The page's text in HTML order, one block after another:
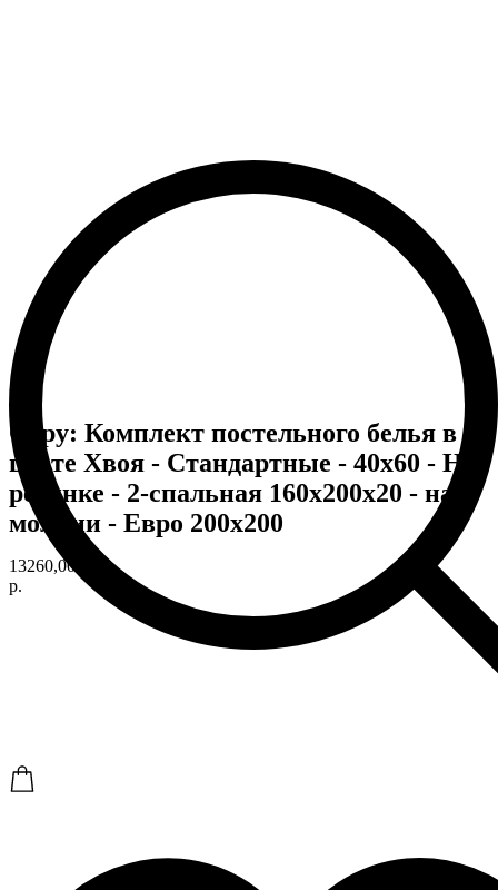
Copy: Комплект постельного белья в
цвете Хвоя - Стандартные - 40х60 - На
резинке - 2-спальная 160х200х20 - на
молнии - Евро 200х200
13260,00
р.